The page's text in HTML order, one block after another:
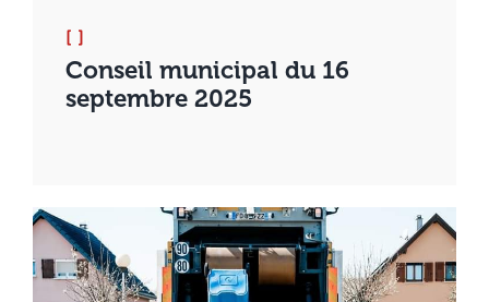
[ ]
Conseil municipal du 16
septembre 2025